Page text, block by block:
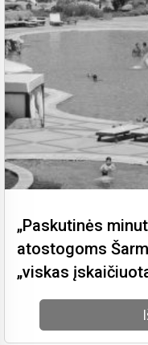
„Paskutinės
atostogoms
„viskas